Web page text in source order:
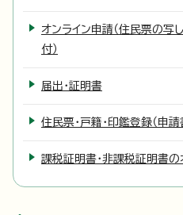
オンライン申請（住民票の写
付）
届出・証明書
住民票・戸籍・印鑑登録（申請
課税証明書・非課税証明書の